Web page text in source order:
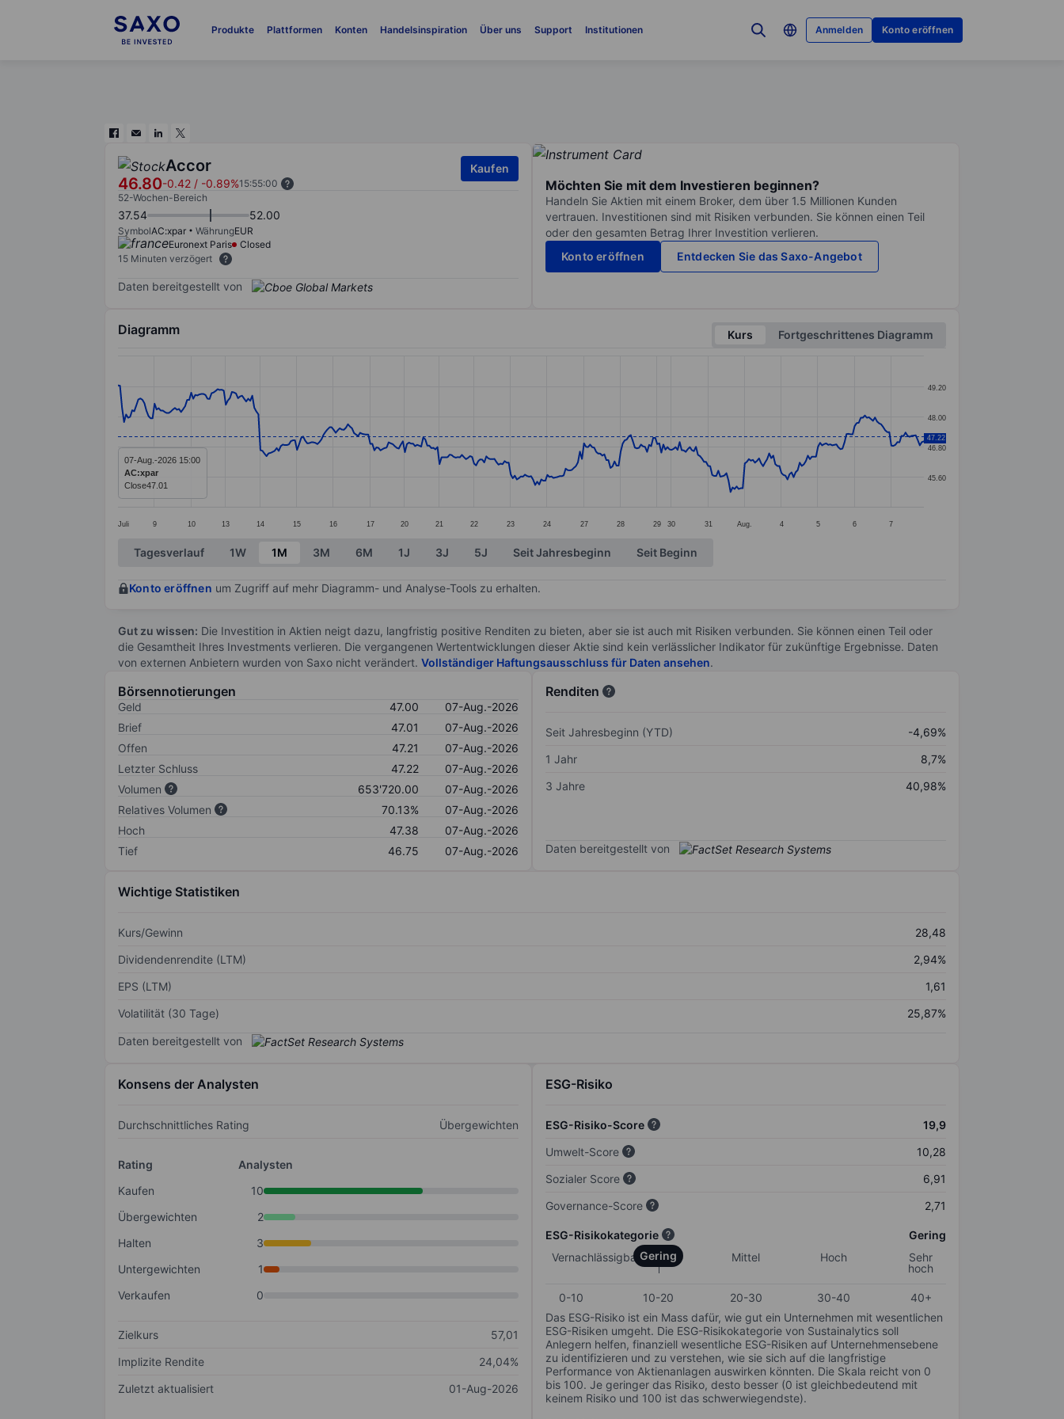
Produkte Plattformen Konten Handelsinspiration Über uns Support Institutionen Anmelden Konto eröffnen
Accor
46.80-0.42 / -0.89%15:55:00
Kaufen
52-Wochen-Bereich
37.54 52.00
SymbolAC:xpar WährungEUR
Euronext Paris
Closed
15 Minuten verzögert
Daten bereitgestellt von
Möchten Sie mit dem Investieren beginnen?
Handeln Sie Aktien mit einem Broker, dem über 1.5 Millionen Kunden
vertrauen. Investitionen sind mit Risiken verbunden. Sie können einen Teil
oder den gesamten Betrag Ihrer Investition verlieren.
Konto eröffnen
Entdecken Sie das Saxo-Angebot
Diagramm Kurs
Fortgeschrittenes Diagramm
Line chart with 397 data points.
The chart has 1 X axis displaying categories.
The chart has 1 Y axis displaying values. Data ranges from 44.99 to 49.24.
Juli 9 10 13 14 15 16 17 20 21 22 23 24 27 28 29 30 31 Aug. 4 5 6 7
45.60
46.80
48.00
49.20
47.22
07-Aug.-2026 15:00
AC:xpar
Close47.01
End of interactive chart.
Tagesverlauf 1W 1M 3M 6M 1J 3J 5J Seit Jahresbeginn Seit Beginn
Konto eröffnen um Zugriff auf mehr Diagramm- und Analyse-Tools zu erhalten.
Gut zu wissen: Die Investition in Aktien neigt dazu, langfristig positive Renditen zu bieten, aber sie ist auch mit Risiken verbunden. Sie können einen Teil oder
die Gesamtheit Ihres Investments verlieren. Die vergangenen Wertentwicklungen dieser Aktie sind kein verlässlicher Indikator für zukünftige Ergebnisse. Daten
von externen Anbietern wurden von Saxo nicht verändert. Vollständiger Haftungsausschluss für Daten ansehen.
Börsennotierungen
Geld 47.00
07-Aug.-2026
Brief
47.01
07-Aug.-2026
Offen
47.21
07-Aug.-2026
Letzter Schluss
47.22
07-Aug.-2026
Volumen
653'720.00
07-Aug.-2026
Relatives Volumen
70.13%
07-Aug.-2026
Hoch
47.38
07-Aug.-2026
Tief
46.75 07-Aug.-2026
Renditen
Seit Jahresbeginn (YTD)
-4,69%
1 Jahr
8,7%
3 Jahre
40,98%
Daten bereitgestellt von
Wichtige Statistiken
Kurs/Gewinn
28,48
Dividendenrendite (LTM)
2,94%
EPS (LTM)
1,61
Volatilität (30 Tage)
25,87%
Daten bereitgestellt von
Konsens der Analysten
Durchschnittliches Rating Übergewichten
Rating
Analysten
Kaufen
10
Übergewichten
2
Halten
3
Untergewichten
1
Verkaufen
0
Zielkurs
57,01
Implizite Rendite
24,04%
Zuletzt aktualisiert
01-Aug-2026
ESG-Risiko
ESG-Risiko-Score
19,9
Umwelt-Score
10,28
Sozialer Score
6,91
Governance-Score
2,71
ESG-Risikokategorie
Gering
VernachlässigbarGering Mittel Hoch
Sehr
hoch
0-10 10-20 20-30 30-40
40+
Das ESG-Risiko ist ein Mass dafür, wie gut ein Unternehmen mit wesentlichen
ESG-Risiken umgeht. Die ESG-Risikokategorie von Sustainalytics soll
Anlegern helfen, finanziell wesentliche ESG-Risiken auf Unternehmensebene
zu identifizieren und zu verstehen, wie sie sich auf die langfristige
Performance von Aktienanlagen auswirken könnten. Die Skala reicht von 0
bis 100. Je geringer das Risiko, desto besser (0 ist gleichbedeutend mit
keinem Risiko und 100 ist das schwerwiegendste).